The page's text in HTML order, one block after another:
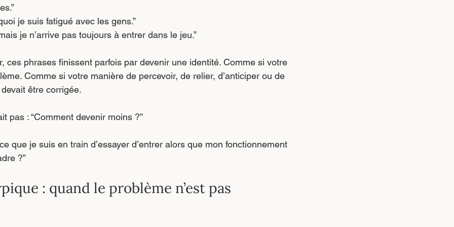
je suis fatigué avec les gens.”
je n’arrive pas toujours à entrer dans le jeu.”
ces phrases finissent parfois par devenir une identité. Comme si votre
Comme si votre manière de percevoir, de relier, d’anticiper ou de
être corrigée.
pas : “Comment devenir moins ?”
que je suis en train d’essayer d’entrer alors que mon fonctionnement
?”
: quand le problème n’est pas